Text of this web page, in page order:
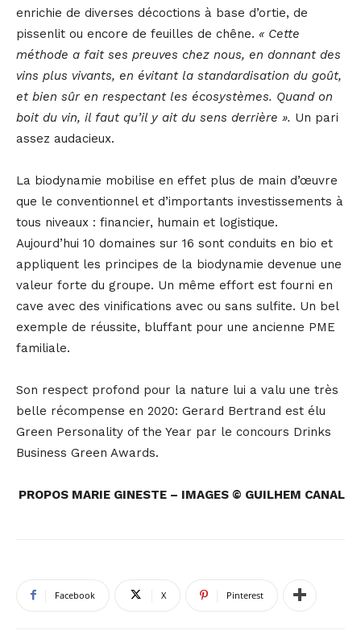
enrichie de diverses décoctions à base d’ortie, de
pissenlit ou encore de feuilles de chêne. « Cette
méthode a fait ses preuves chez nous, en donnant des
vins plus vivants, en évitant la standardisation du goût,
et bien sûr en respectant les écosystèmes. Quand on
boit du vin, il faut qu’il y ait du sens derrière ». Un pari
assez audacieux.
La biodynamie mobilise en effet plus de main d’œuvre
que le conventionnel et d’importants investissements à
tous niveaux : financier, humain et logistique.
Aujourd’hui 10 domaines sur 16 sont conduits en bio et
appliquent les principes de la biodynamie devenue une
valeur forte du groupe. Un même effort est fourni en
cave avec des vinifications avec ou sans sulfite. Un bel
exemple de réussite, bluffant pour une ancienne PME
familiale.
Son respect profond pour la nature lui a valu une très
belle récompense en 2020: Gerard Bertrand est élu
Green Personality of the Year par le concours Drinks
Business Green Awards.
PROPOS MARIE GINESTE – IMAGES © GUILHEM CANAL
Facebook X Pinterest